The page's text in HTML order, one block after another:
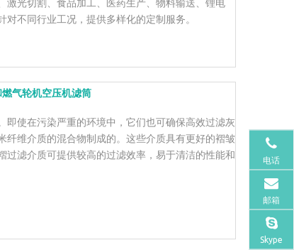
激光切割、食品加工、医药生产、物料输送、锂电
不同行业工况，提供多样化的定制服务。
气轮机空压机滤筒
使在污染严重的环境中，它们也可确保高效过滤灰
维介质的混合物制成的。这些介质具有更好的褶皱
滤介质可提供较高的过滤效率，易于清洁的性能和
电话
邮箱
Skype